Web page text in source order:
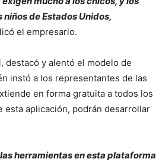
de Estados Unidos,
el empresario.
destacó y alentó el modelo de
instó a los representantes de las
en forma gratuita a todos los
esta aplicación, podrán desarrollar
herramientas en esta plataforma